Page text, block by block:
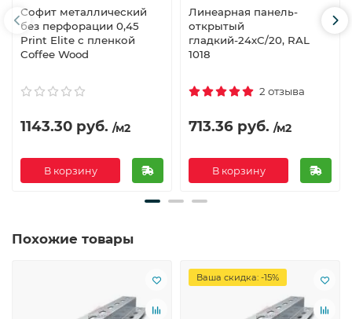
Софит металлический
без перфорации 0,45
Print Elite с пленкой
Coffee Wood
1143.30 руб. /м2
В корзину
Линеарная панель-
открытый
гладкий-24хС/20, RAL
1018
2 отзыва
713.36 руб. /м2
В корзину
Похожие товары
Ваша скидка: -15%